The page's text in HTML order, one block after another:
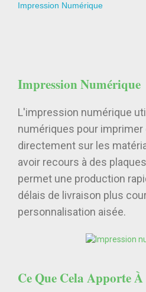
Impression Numérique
Impression Numérique
L'impression numérique
numériques pour imprimer
directement sur les
avoir recours à des
permet une production
délais de livraison plus
personnalisation aisée.
Ce Que Cela Apporte